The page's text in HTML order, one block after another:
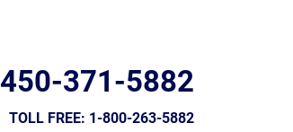
450-371-5882
TOLL FREE: 1-800-263-5882